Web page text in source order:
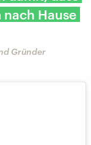
Hause
Gründer